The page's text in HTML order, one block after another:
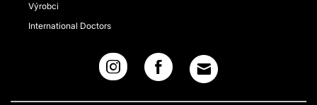
Výrobci
International Doctors